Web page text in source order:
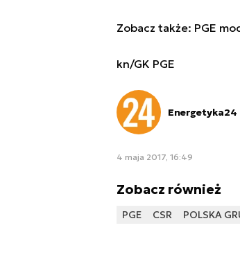
Zobacz także: PGE
kn/GK PGE
Energetyka24
4 maja 2017, 16:49
Zobacz również
PGE CSR POLSKA